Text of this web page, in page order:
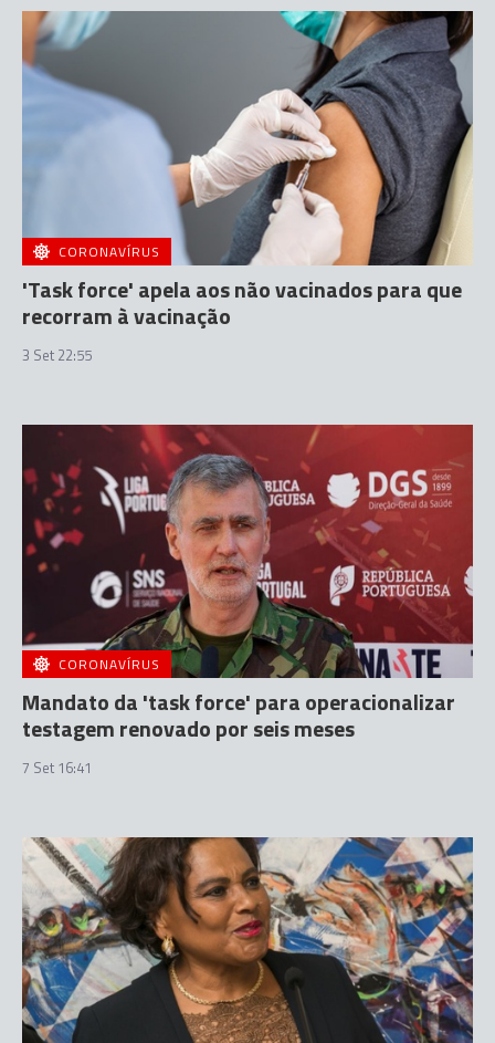
CORONAVÍRUS
'Task force' apela aos não vacinados para que
recorram à vacinação
3 Set 22:55
CORONAVÍRUS
Mandato da 'task force' para operacionalizar
testagem renovado por seis meses
7 Set 16:41